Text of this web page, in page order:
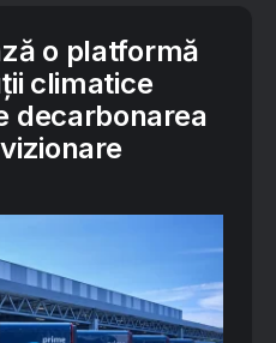
o platformă
climatice
decarbonarea